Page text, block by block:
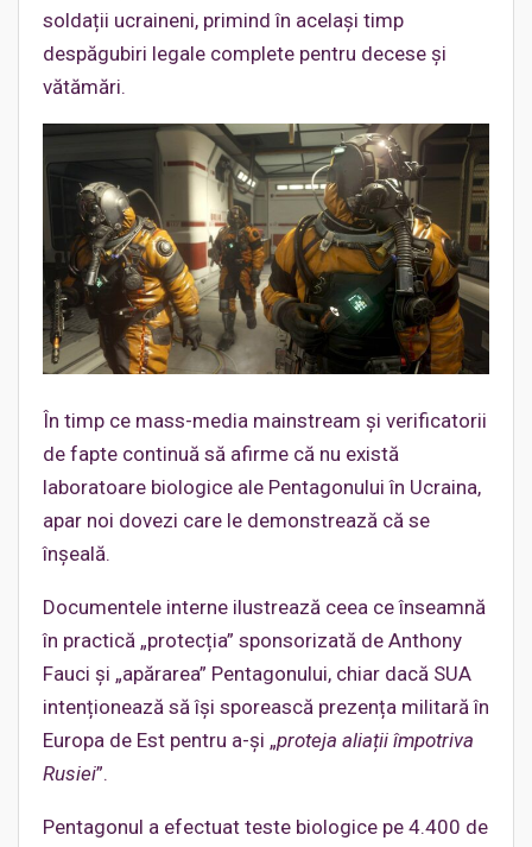
soldații ucraineni, primind în același timp
despăgubiri legale complete pentru decese și
vătămări.
În timp ce mass-media mainstream și verificatorii
de fapte continuă să afirme că nu există
laboratoare biologice ale Pentagonului în Ucraina,
apar noi dovezi care le demonstrează că se
înșeală.
Documentele interne ilustrează ceea ce înseamnă
în practică „protecția” sponsorizată de Anthony
Fauci și „apărarea” Pentagonului, chiar dacă SUA
intenționează să își sporească prezența militară în
Europa de Est pentru a-și „proteja aliații împotriva
Rusiei”.
Pentagonul a efectuat teste biologice pe 4.400 de